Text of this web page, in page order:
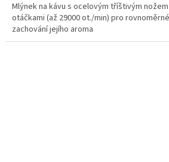
Mlýnek na kávu s ocelovým tříštivým
otáčkami (až 29000 ot./min) pro
zachování jejího aroma